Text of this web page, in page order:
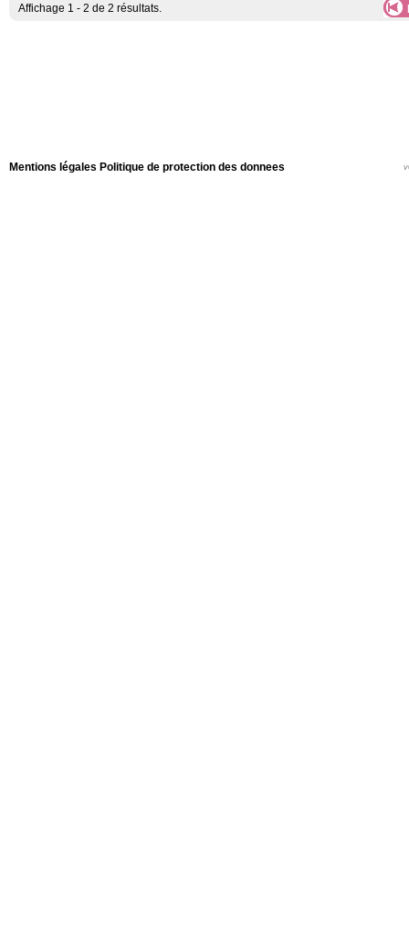
Affichage 1 - 2 de 2 résultats.
Mentions légales Politique de protection des donnees